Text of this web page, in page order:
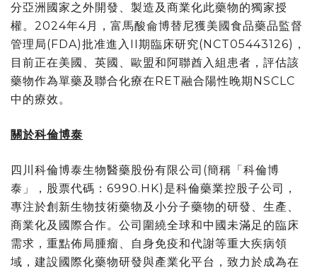
分亞洲國家之外開發、製造及商業化此藥物的獨家授
權。2024年4月，富馬酸侖博替尼獲美國食品藥品監督
管理局(FDA)批准進入II期臨床研究(NCT05443126)，
目前正在美國、英國、歐盟和阿聯酋入組患者，評估該
藥物作為單藥及聯合化療在RET融合陽性晚期NSCLC
中的療效。
關於科倫博泰
四川科倫博泰生物醫藥股份有限公司(簡稱「科倫博
泰」，股票代碼：6990.HK)是科倫藥業控股子公司，
專注於創新生物技術藥物及小分子藥物的研發、生產、
商業化及國際合作。公司圍繞全球和中國未滿足的臨床
需求，重點佈局腫瘤、自身免疫和代謝等重大疾病領
域，建設國際化藥物研發與產業化平台，致力於成為在